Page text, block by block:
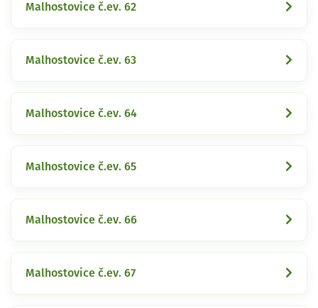
Malhostovice č.ev. 62
Malhostovice č.ev. 63
Malhostovice č.ev. 64
Malhostovice č.ev. 65
Malhostovice č.ev. 66
Malhostovice č.ev. 67